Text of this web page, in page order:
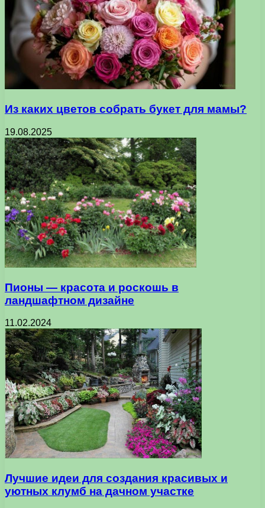
Из каких цветов собрать букет для мамы?
19.08.2025
Пионы — красота и роскошь в
ландшафтном дизайне
11.02.2024
Лучшие идеи для создания красивых и
уютных клумб на дачном участке